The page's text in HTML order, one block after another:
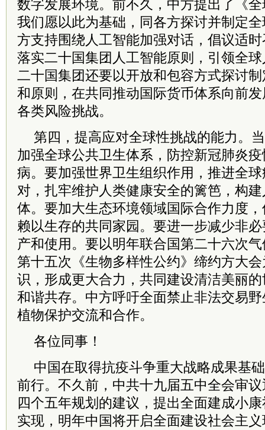
数字发展环境。前不久，中方提出了《
我们愿以此为基础，同各方探讨并制定
方支持围绕人工智能加强对话，倡议适
落实二十国集团人工智能原则，引领全
二十国集团还要以开放和包容方式探讨
和原则，在共同推动国际货币体系向前
各类风险挑战。
第四，提高应对全球性挑战的能力。
加强全球公共卫生体系，防控新冠肺炎
病。要加强世界卫生组织作用，推进全
对，扎牢维护人类健康安全的篱笆，构
体。要加大生态环境领域国际合作力度
赖以生存的共同家园。要进一步减少非
产和使用。要以明年联合国第二十六次
第十五次《生物多样性公约》缔约方大
识，形成更大合力，共同建设清洁美丽
和谐共存。中方呼吁全面禁止非法交易
植物保护交流和合作。
各位同事！
中国在取得抗疫斗争重大战略成果基
前行。不久前， 中共十九届五中全会审
四个五年规划的建议，提出全面建成小
实现，明年中国将开启全面建设社会主义